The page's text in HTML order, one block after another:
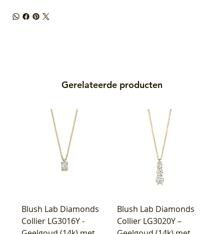
Gerelateerde producten
Blush Lab Diamonds
Collier LG3016Y -
Blush Lab Diamonds
Collier LG3020Y –